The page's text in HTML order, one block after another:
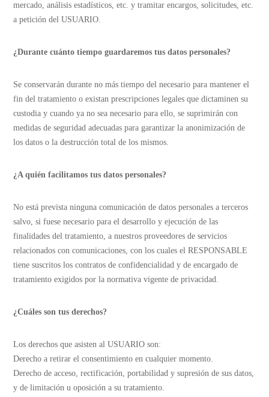
mercado, análisis estadísticos, etc. y tramitar encargos, solicitudes, etc.
a petición del USUARIO.
¿Durante cuánto tiempo guardaremos tus datos personales?
Se conservarán durante no más tiempo del necesario para mantener el
fin del tratamiento o existan prescripciones legales que dictaminen su
custodia y cuando ya no sea necesario para ello, se suprimirán con
medidas de seguridad adecuadas para garantizar la anonimización de
los datos o la destrucción total de los mismos.
¿A quién facilitamos tus datos personales?
No está prevista ninguna comunicación de datos personales a terceros
salvo, si fuese necesario para el desarrollo y ejecución de las
finalidades del tratamiento, a nuestros proveedores de servicios
relacionados con comunicaciones, con los cuales el RESPONSABLE
tiene suscritos los contratos de confidencialidad y de encargado de
tratamiento exigidos por la normativa vigente de privacidad.
¿Cuáles son tus derechos?
Los derechos que asisten al USUARIO son:
Derecho a retirar el consentimiento en cualquier momento.
Derecho de acceso, rectificación, portabilidad y supresión de sus datos,
y de limitación u oposición a su tratamiento.